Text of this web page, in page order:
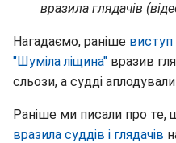
вразила глядачів
Нагадаємо, раніше
"Шуміла ліщина" вразив
сльози, а судді
Раніше ми писали про те,
вразила суддів і глядачів